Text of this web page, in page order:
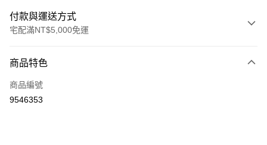
付款與運送方式
宅配滿NT$5,000免運
信用卡一次付款
LINE Pay
商品特色
商品編號
9546353